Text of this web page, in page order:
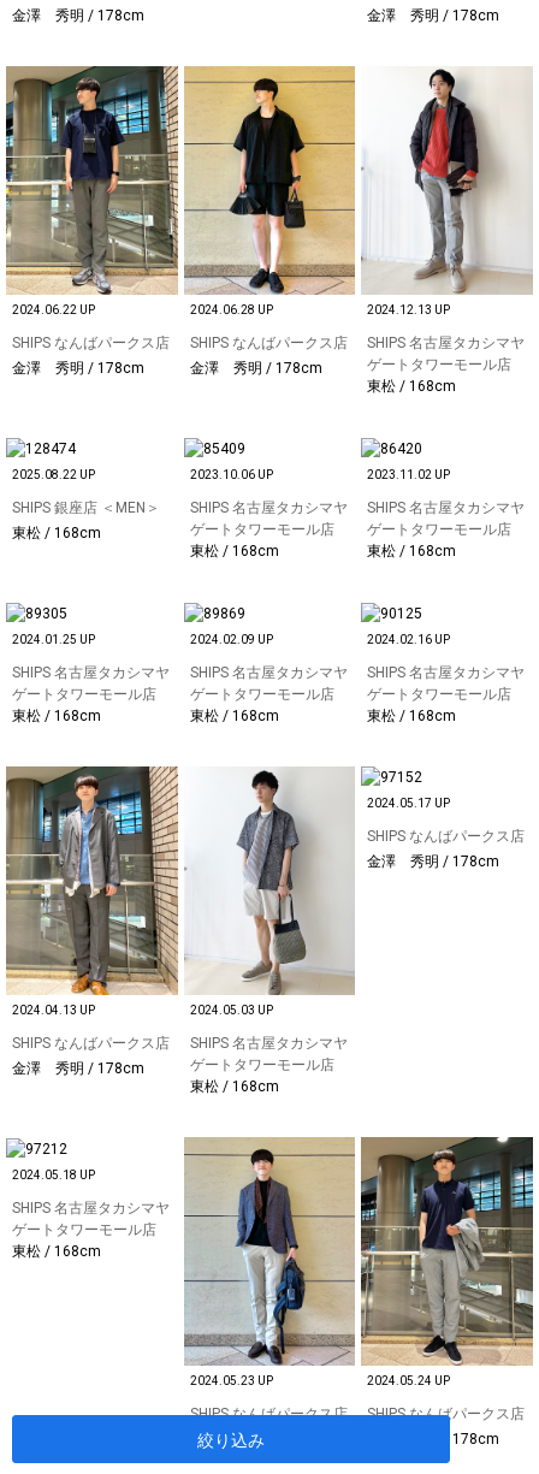
絞り込み
金澤 秀明 / 178cm
金澤 秀明 / 178cm
2024.06.22 UP
SHIPS なんばパークス店
金澤 秀明 / 178cm
2024.06.28 UP
SHIPS なんばパークス店
金澤 秀明 / 178cm
2024.12.13 UP
SHIPS 名古屋タカシマヤ
ゲートタワーモール店
東松 / 168cm
2025.08.22 UP
SHIPS 銀座店 ＜MEN＞
東松 / 168cm
2023.10.06 UP
SHIPS 名古屋タカシマヤ
ゲートタワーモール店
東松 / 168cm
2023.11.02 UP
SHIPS 名古屋タカシマヤ
ゲートタワーモール店
東松 / 168cm
2024.01.25 UP
SHIPS 名古屋タカシマヤ
ゲートタワーモール店
東松 / 168cm
2024.02.09 UP
SHIPS 名古屋タカシマヤ
ゲートタワーモール店
東松 / 168cm
2024.02.16 UP
SHIPS 名古屋タカシマヤ
ゲートタワーモール店
東松 / 168cm
2024.04.13 UP
SHIPS なんばパークス店
金澤 秀明 / 178cm
2024.05.03 UP
SHIPS 名古屋タカシマヤ
ゲートタワーモール店
東松 / 168cm
2024.05.17 UP
SHIPS なんばパークス店
金澤 秀明 / 178cm
2024.05.18 UP
SHIPS 名古屋タカシマヤ
ゲートタワーモール店
東松 / 168cm
2024.05.23 UP
SHIPS なんばパークス店
金澤 秀明 / 178cm
2024.05.24 UP
SHIPS なんばパークス店
金澤 秀明 / 178cm